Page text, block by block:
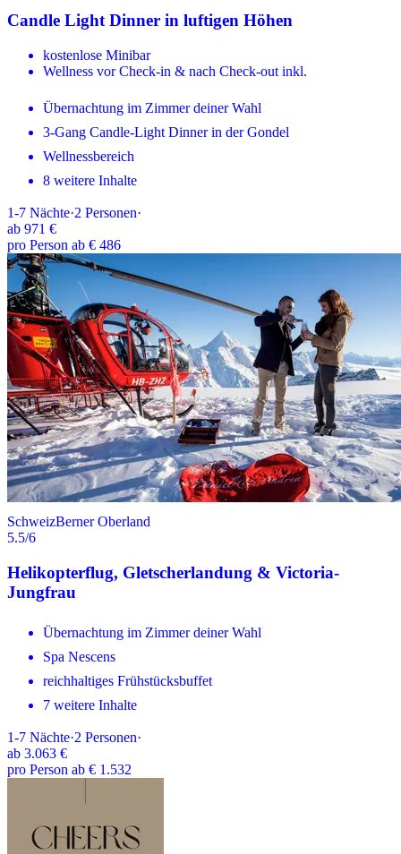
Candle Light Dinner in luftigen Höhen
kostenlose Minibar
Wellness vor Check-in & nach Check-out inkl.
Übernachtung im Zimmer deiner Wahl
3-Gang Candle-Light Dinner in der Gondel
Wellnessbereich
8 weitere Inhalte
1-7 Nächte·2 Personen·
ab 971 €
pro Person ab € 486
SchweizBerner Oberland
5.5/6
Helikopterflug, Gletscherlandung & Victoria-
Jungfrau
Übernachtung im Zimmer deiner Wahl
Spa Nescens
reichhaltiges Frühstücksbuffet
7 weitere Inhalte
1-7 Nächte·2 Personen·
ab 3.063 €
pro Person ab € 1.532